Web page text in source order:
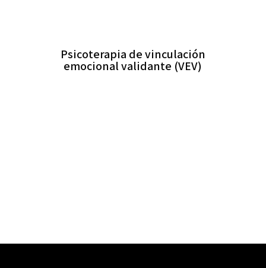
Psicoterapia de vinculación
emocional validante (VEV)